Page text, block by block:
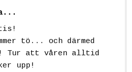
tö... och därmed
Tur att våren alltid
upp!